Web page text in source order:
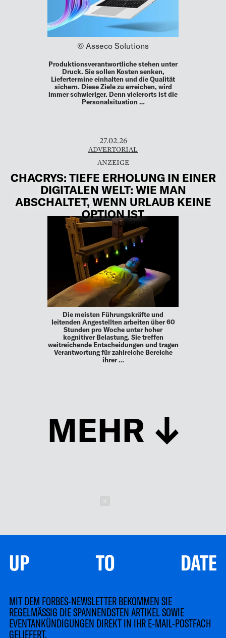
© Asseco Solutions
Produktionsverantwortliche stehen unter
Druck. Sie sollen Kosten senken,
Liefertermine einhalten und die Qualität
sichern. Diese Ziele zu erreichen, wird
immer schwieriger. Denn vielerorts ist die
Personalsituation …
27.02.26
ADVERTORIAL
CHACRYS: TIEFE ERHOLUNG IN EINER
DIGITALEN WELT: WIE MAN
ABSCHALTET, WENN URLAUB KEINE
OPTION IST
Die meisten Führungskräfte und
leitenden Angestellten arbeiten über 60
Stunden pro Woche unter hoher
kognitiver Belastung. Sie treffen
weitreichende Entscheidungen und tragen
Verantwortung für zahlreiche Bereiche
ihrer …
MEHR
UP TO DATE
MIT DEM FORBES-NEWSLETTER BEKOMMEN SIE
REGELMÄSSIG DIE SPANNENDSTEN ARTIKEL SOWIE
EVENTANKÜNDIGUNGEN DIREKT IN IHR E-MAIL-POSTFACH
GELIEFERT.